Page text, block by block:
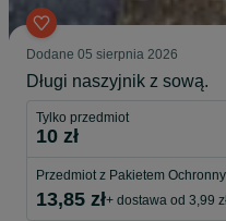
Dodane 05 sierpnia 2026
Długi naszyjnik z sową.
Tylko przedmiot
10 zł
Przedmiot z Pakietem
13,85 zł+ dostawa od 3,99